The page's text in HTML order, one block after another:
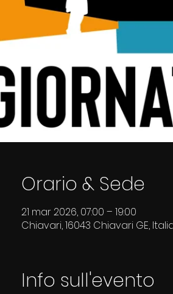
Orario & Sede
21 mar 2026, 07:00 – 19:00
Chiavari, 16043 Chiavari GE,
Info sull'evento